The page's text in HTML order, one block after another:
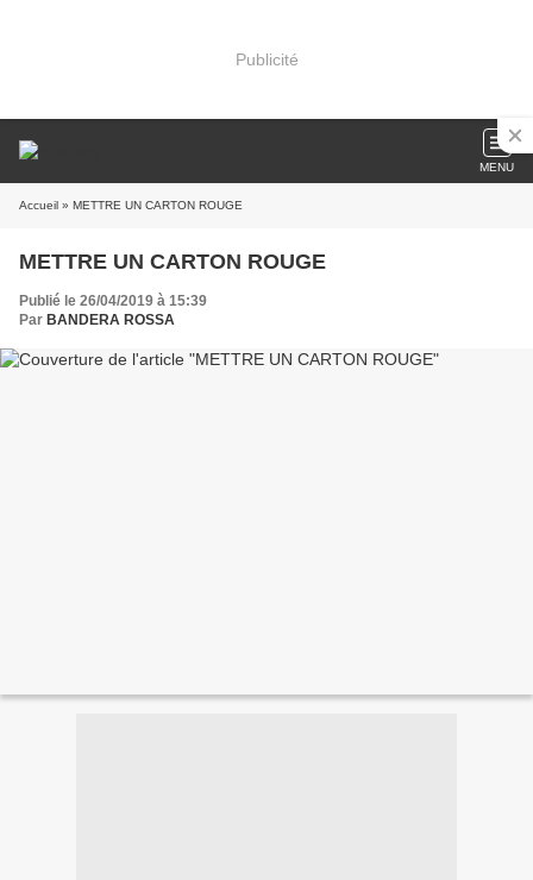
Publicité
MENU
Accueil » METTRE UN CARTON ROUGE
METTRE UN CARTON ROUGE
Publié le 26/04/2019 à 15:39
Par BANDERA ROSSA